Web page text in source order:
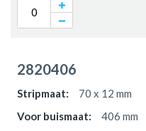
2820406
70 x 12 mm
406 mm